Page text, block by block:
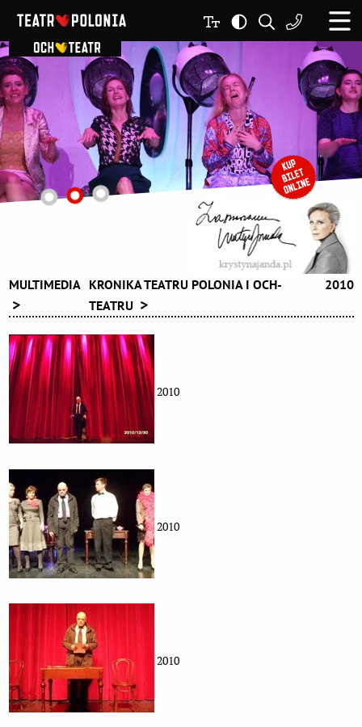
MULTIMEDIA KRONIKA TEATRU POLONIA I OCH-
TEATRU
2010
2010
2010
2010